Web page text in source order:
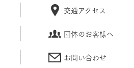
交通アクセス
団体のお客様へ
お問い合わせ